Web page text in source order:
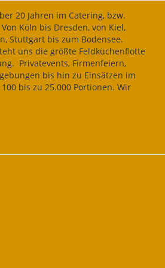
20 Jahren im Catering, bzw.
Köln bis Dresden, von Kiel,
Stuttgart bis zum Bodensee.
uns die größte Feldküchenflotte
Privatevents, Firmenfeiern,
bis hin zu Einsätzen im
bis zu 25.000 Portionen. Wir